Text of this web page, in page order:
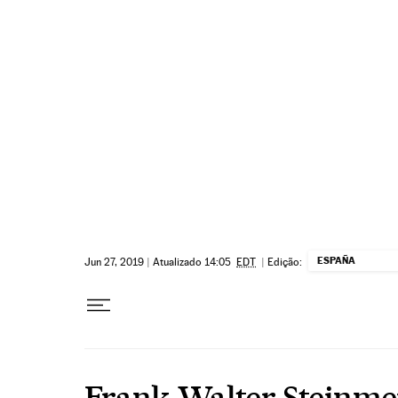
Jun 27, 2019 | Atualizado 14:05 EDT | Edição: ESPAÑA